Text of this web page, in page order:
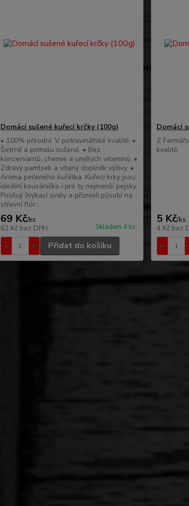
Domácí sušené kuřecí krčky (100g)
• 100% přírodní. V potravinářské kvalitě. •
Šetrně a pomalu sušené. • Bez
konzervantů, chemie a umělých vitamínů. •
Zdravý pamlsek a vítaný doplněk výživy. •
Aroma pečeného kuřátka. Kuřecí krky jsou
ideální kousáníčko i pro ty nejmenší pejsky.
Posilují žvýkací svaly a příznivě působí na
střevní flór...
69 Kč/ks
62 Kč bez DPH Skladem 4 ks
Přidat do košíku
Domácí
Z
kvalitě.
5 Kč/ks
4 Kč bez